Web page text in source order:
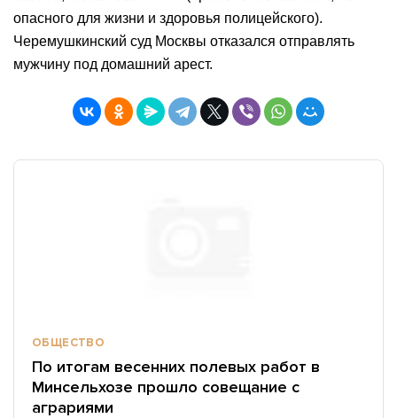
опасного для жизни и здоровья полицейского).
Черемушкинский суд Москвы отказался отправлять
мужчину под домашний арест.
ОБЩЕСТВО
По итогам весенних полевых работ в
Минсельхозе прошло совещание с
аграриями